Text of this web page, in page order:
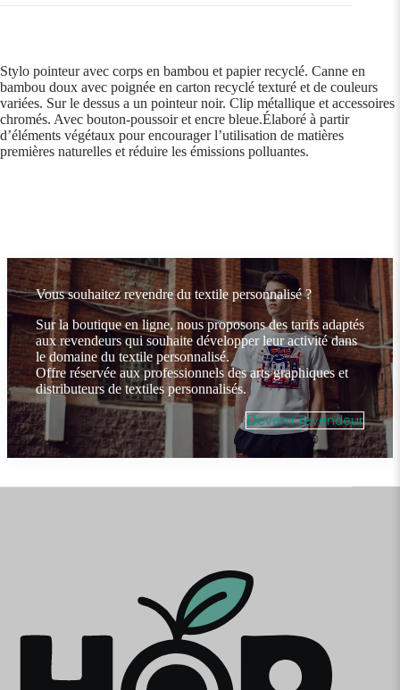
Stylo pointeur avec corps en bambou et papier recyclé. Canne en
bambou doux avec poignée en carton recyclé texturé et de couleurs
variées. Sur le dessus a un pointeur noir. Clip métallique et accessoires
chromés. Avec bouton-poussoir et encre bleue.Élaboré à partir
d’éléments végétaux pour encourager l’utilisation de matières
premières naturelles et réduire les émissions polluantes.
Vous souhaitez revendre du textile personnalisé ?
Sur la boutique en ligne, nous proposons des tarifs adaptés
aux revendeurs qui souhaite développer leur activité dans
le domaine du textile personnalisé.
Offre réservée aux professionnels des arts graphiques et
distributeurs de textiles personnalisés.
Devenir revendeur